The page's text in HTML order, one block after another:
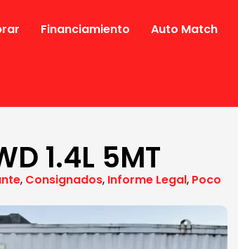
Financiamiento Auto Match
1.4L 5MT
, Consignados, Informe Legal, Poco